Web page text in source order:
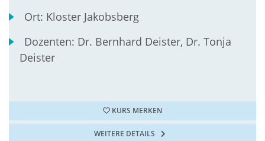
Ort: Kloster Jakobsberg
Dozenten: Dr. Bernhard Deister, Dr. Tonja
Deister
KURS MERKEN
WEITERE DETAILS